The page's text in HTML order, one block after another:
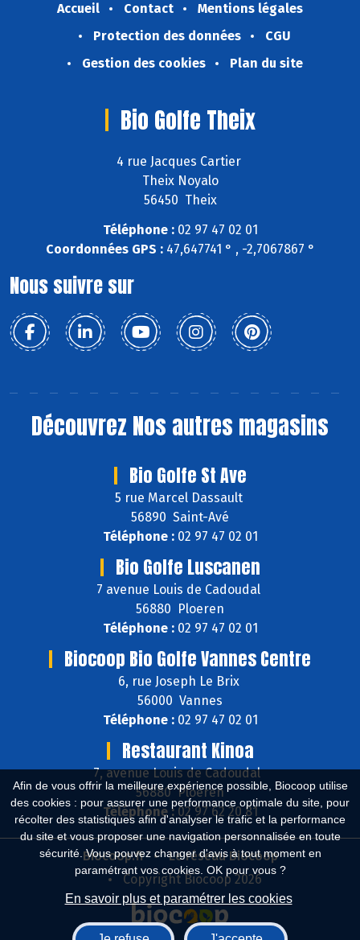
Afin de vous offrir la meilleure expérience possible, Biocoop utilise
des cookies : pour assurer une performance optimale du site, pour
récolter des statistiques afin d'analyser le trafic et la performance
du site et vous proposer une navigation personnalisée en toute
sécurité. Vous pouvez changer d'avis à tout moment en
paramétrant vos cookies. OK pour vous ?
En savoir plus et paramétrer les cookies
Accueil Contact
Mentions légales
Protection des données
CGU
Gestion des cookies
Plan du site
Bio Golfe Theix
4 rue Jacques Cartier
Theix Noyalo
56450 Theix
Téléphone :02 97 47 02 01
Coordonnées GPS :47,647741 ° , -2,7067867 °
Nous suivre sur
Découvrez Nos autres magasins
Bio Golfe St Ave
5 rue Marcel Dassault
56890 Saint-Avé
Téléphone :02 97 47 02 01
Bio Golfe Luscanen
7 avenue Louis de Cadoudal
56880 Ploeren
Téléphone :02 97 47 02 01
Biocoop Bio Golfe Vannes Centre
6, rue Joseph Le Brix
56000 Vannes
Téléphone :02 97 47 02 01
Restaurant Kinoa
7, avenue Louis de Cadoudal
56880 Ploeren
Téléphone :02 97 62 20 81
Biocoop.fr
Le réseau Biocoop
Copyright Biocoop 2026